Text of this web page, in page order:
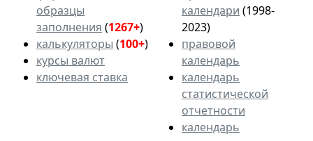
образцы
заполнения (1267+)
калькуляторы (100+)
курсы валют
ключевая ставка
календари (1998-
2023)
правовой
календарь
календарь
статистической
отчетности
календарь